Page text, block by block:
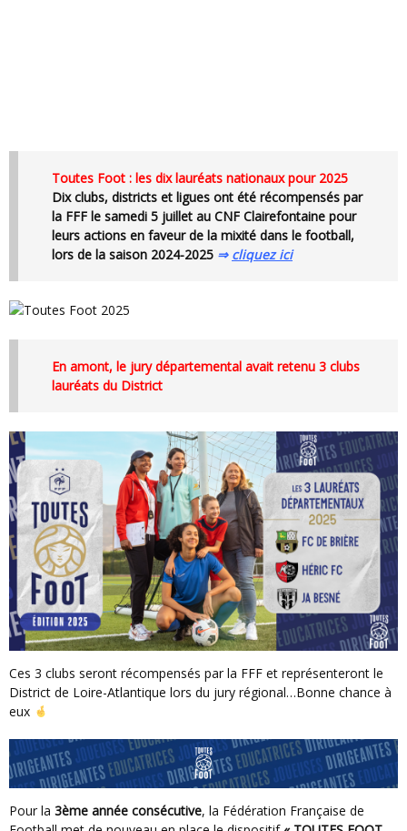
Toutes Foot : les dix lauréats nationaux pour 2025
Dix clubs, districts et ligues ont été récompensés par
la FFF le samedi 5 juillet au CNF Clairefontaine pour
leurs actions en faveur de la mixité dans le football,
lors de la saison 2024-2025 ⇒ cliquez ici
En amont, le jury départemental avait retenu 3 clubs
lauréats du District
Ces 3 clubs seront récompensés par la FFF et représenteront le
District de Loire-Atlantique lors du jury régional…Bonne chance à
eux
Pour la 3ème année consécutive, la Fédération Française de